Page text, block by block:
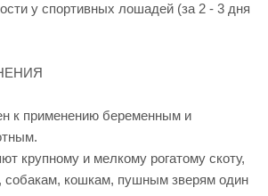
у спортивных лошадей (за 2 - 3 дня
к применению беременным и
крупному и мелкому рогатому скоту,
кошкам, пушным зверям один